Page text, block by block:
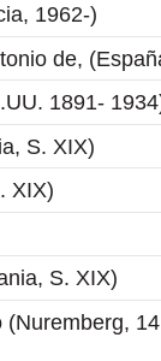
1962-)
de,
1891-
S. XIX)
XIX)
S. XIX)
(Nuremberg,